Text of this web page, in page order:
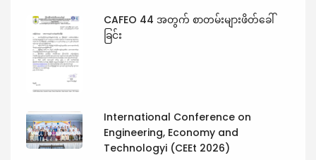
CAFEO 44 အတွက် စာတမ်းများဖိတ်ခေါ်
ခြင်း
International Conference on
Engineering, Economy and
Technologyi (CEEt 2026)